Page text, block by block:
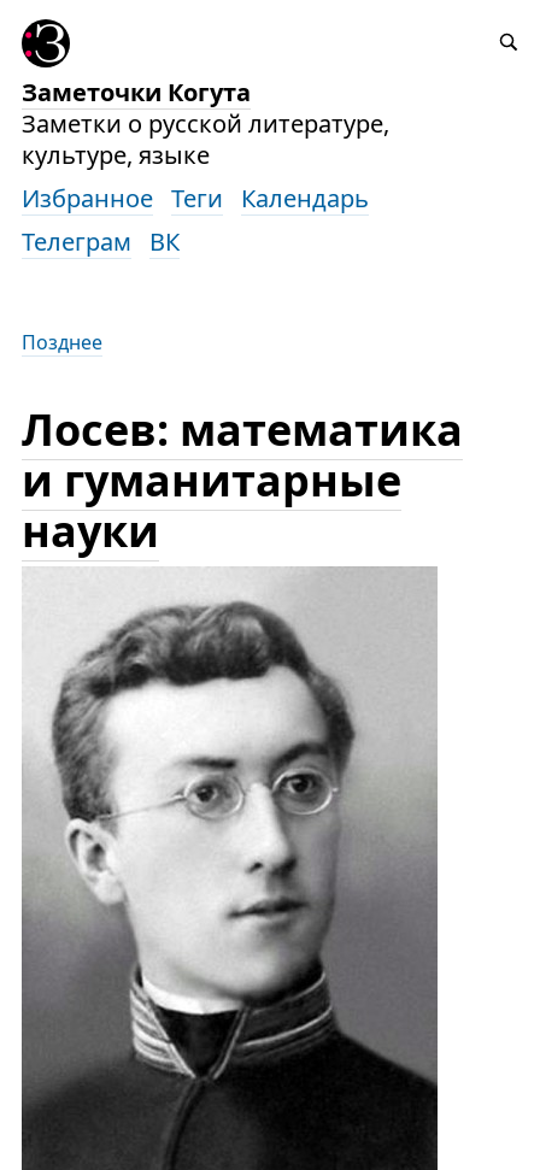
Заметочки Когута
Заметки о русской литературе,
культуре, языке
Избранное Теги
Календарь
Телеграм
ВК
Позднее
Лосев: математика
и гуманитарные
науки